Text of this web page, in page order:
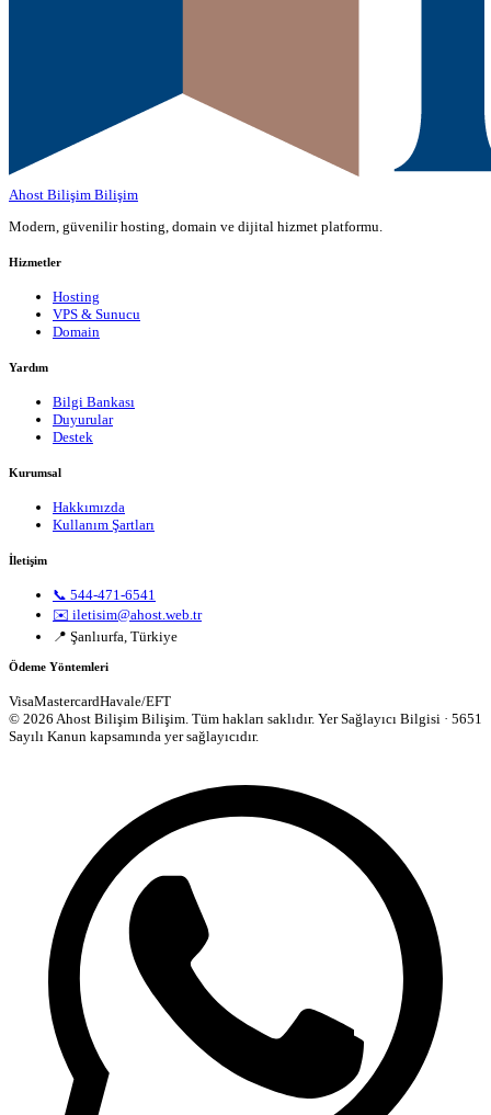
Ahost Bilişim Bilişim
Modern, güvenilir hosting, domain ve dijital hizmet platformu.
Hizmetler
Hosting
VPS & Sunucu
Domain
Yardım
Bilgi Bankası
Duyurular
Destek
Kurumsal
Hakkımızda
Kullanım Şartları
İletişim
📞 544-471-6541
✉️ iletisim@ahost.web.tr
📍 Şanlıurfa, Türkiye
Ödeme Yöntemleri
VisaMastercardHavale/EFT
© 2026 Ahost Bilişim Bilişim. Tüm hakları saklıdır. Yer Sağlayıcı Bilgisi · 5651
Sayılı Kanun kapsamında yer sağlayıcıdır.